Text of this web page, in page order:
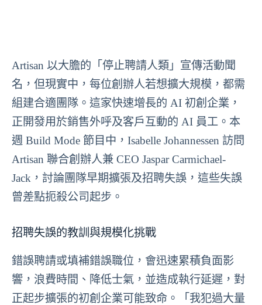
Artisan 以大膽的「停止聘請人類」宣傳活動聞
名，但現實中，每位創辦人若想擴大規模，都需
組建合適團隊。這家快速增長的 AI 初創企業，
正開發用於銷售外呼及客戶互動的 AI 員工。本
週 Build Mode 節目中，Isabelle Johannessen 訪問
Artisan 聯合創辦人兼 CEO Jaspar Carmichael-
Jack，討論團隊早期擴張及招聘失誤，這些失誤
曾差點扼殺公司起步。
招聘失誤的教訓與規模化挑戰
錯誤聘請或填補錯誤職位，會迅速累積負面影
響，浪費時間、降低士氣，並造成執行延遲，對
正起步擴張的初創企業可能致命。「我犯過大量